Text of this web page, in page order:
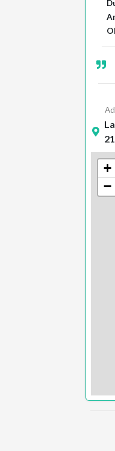
+
−